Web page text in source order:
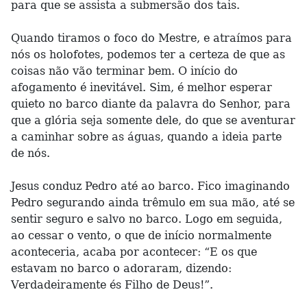
para que se assista a submersão dos tais.
Quando tiramos o foco do Mestre, e atraímos para
nós os holofotes, podemos ter a certeza de que as
coisas não vão terminar bem. O início do
afogamento é inevitável. Sim, é melhor esperar
quieto no barco diante da palavra do Senhor, para
que a glória seja somente dele, do que se aventurar
a caminhar sobre as águas, quando a ideia parte
de nós.
Jesus conduz Pedro até ao barco. Fico imaginando
Pedro segurando ainda trêmulo em sua mão, até se
sentir seguro e salvo no barco. Logo em seguida,
ao cessar o vento, o que de início normalmente
aconteceria, acaba por acontecer: “E os que
estavam no barco o adoraram, dizendo:
Verdadeiramente és Filho de Deus!”.